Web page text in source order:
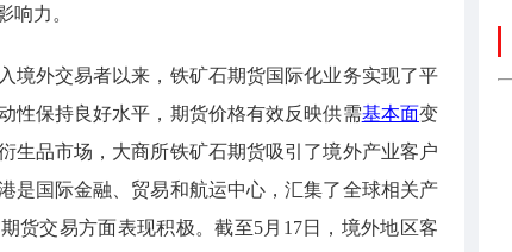
响力。
境外交易者以来，铁矿石期货国际化业务实现了平
性保持良好水平，期货价格有效反映供需基本面变
生品市场，大商所铁矿石期货吸引了境外产业客户
是国际金融、贸易和航运中心，汇集了全球相关产
货交易方面表现积极。截至5月17日，境外地区客